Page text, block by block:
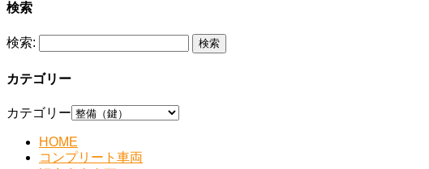
検索
検索:
カテゴリー
カテゴリー
HOME
コンプリート車両